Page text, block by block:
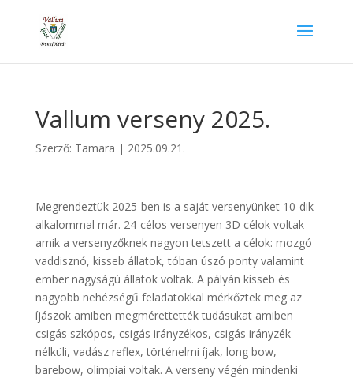
Vallum verseny 2025.
Szerző: Tamara | 2025.09.21.
Megrendeztük 2025-ben is a saját versenyünket 10-dik
alkalommal már. 24-célos versenyen 3D célok voltak
amik a versenyzőknek nagyon tetszett a célok: mozgó
vaddisznó, kisseb állatok, tóban úszó ponty valamint
ember nagyságú állatok voltak. A pályán kisseb és
nagyobb nehézségű feladatokkal mérkőztek meg az
íjászok amiben megmérettették tudásukat amiben
csigás szkópos, csigás irányzékos, csigás irányzék
nélküli, vadász reflex, történelmi íjak, long bow,
barebow, olimpiai voltak. A verseny végén mindenki